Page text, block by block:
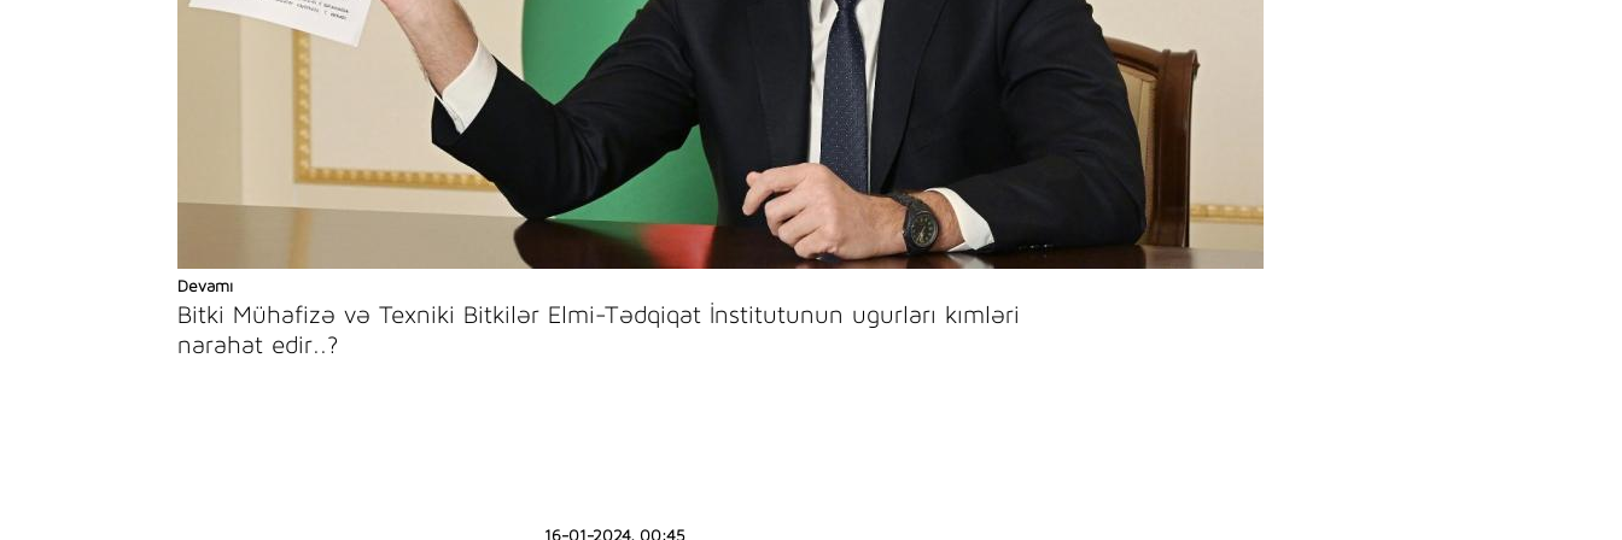
Devamı
Bitki Mühafizə və Texniki Bitkilər Elmi-Tədqiqat İnstitutunun ugurları kımləri
narahat edir..?
16-01-2024, 00:45